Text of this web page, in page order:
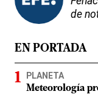
de
EN PORTADA
PLANETA
Meteorología